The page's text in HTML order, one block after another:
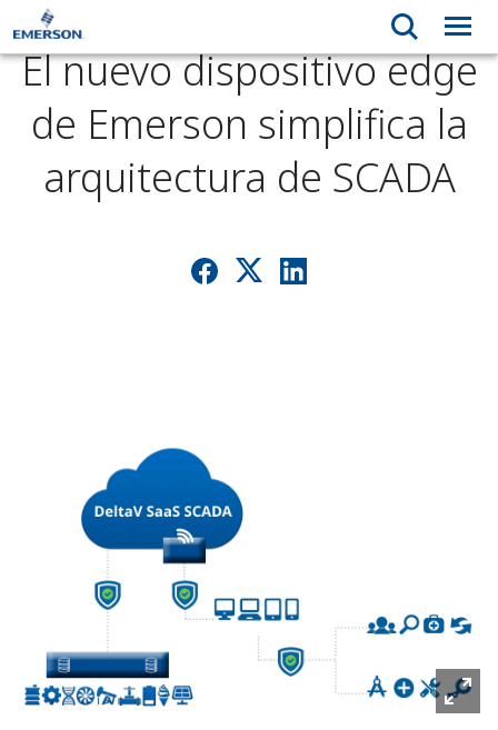
El nuevo dispositivo edge
de Emerson simplifica la
arquitectura de SCADA